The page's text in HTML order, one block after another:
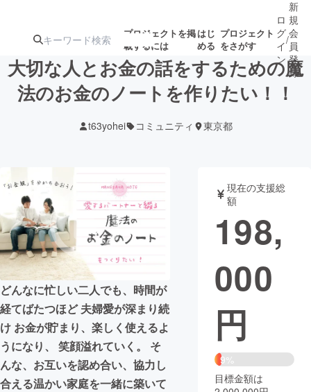
プロジェクトを掲
載するには
はじ
める
プロジェクト
をさがす
ターン
ジェクト
募集終了が近いプ
ロジェクト
アート・写真 音楽
テクノロジー・ガジェット ゲーム・サ
映像・映画
ビジネス・起業
まちづくり・地域活性化
CAMPFIRE for Social Good
CAMPFIRE Creation
ロ
グ
イ
ン
/
新
規
会
員
登
録
大切な人とお金の話をするための魔
法のお金のノートを作りたい！！
t63yohei コミュニティ 東京都
どんなに忙しい二人でも、時間が
経てばたつほど 夫婦愛が深まり続
け お金が貯まり、楽しく使えるよ
うになり、 笑顔溢れていく。 そ
んな、お互いを認め合い、協力し
合える温かい家庭を一緒に築いて
現在の支援総
額
198,
000
円
9%
目標金額は